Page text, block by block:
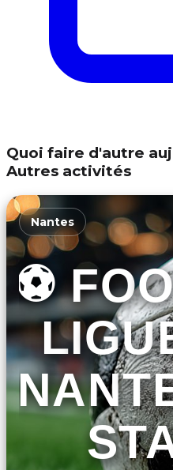
Quoi faire d'autre
Autres activités
Nantes
⚽